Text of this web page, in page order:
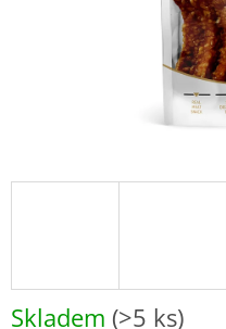
Skladem (>5 ks)